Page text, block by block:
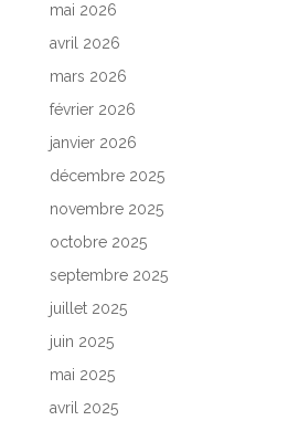
mai 2026
avril 2026
mars 2026
février 2026
janvier 2026
décembre 2025
novembre 2025
octobre 2025
septembre 2025
juillet 2025
juin 2025
mai 2025
avril 2025